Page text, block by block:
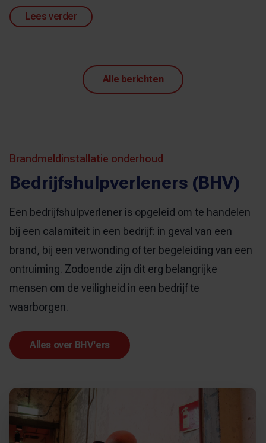
Lees verder
Alle berichten
Brandmeldinstallatie onderhoud
Bedrijfshulpverleners (BHV)
Een bedrijfshulpverlener is opgeleid om te handelen
bij een calamiteit in een bedrijf: in geval van een
brand, bij een verwonding of ter begeleiding van een
ontruiming. Zodoende zijn dit erg belangrijke
mensen om de veiligheid in een bedrijf te
waarborgen.
Alles over BHV'ers